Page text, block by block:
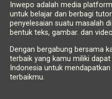
Inwepo adalah media
untuk belajar dan berbagi
penyelesaian suatu masalah
bentuk teks, gambar. dan
Dengan bergabung bersama
terbaik yang kamu miliki
Indonesia untuk
terbaikmu.